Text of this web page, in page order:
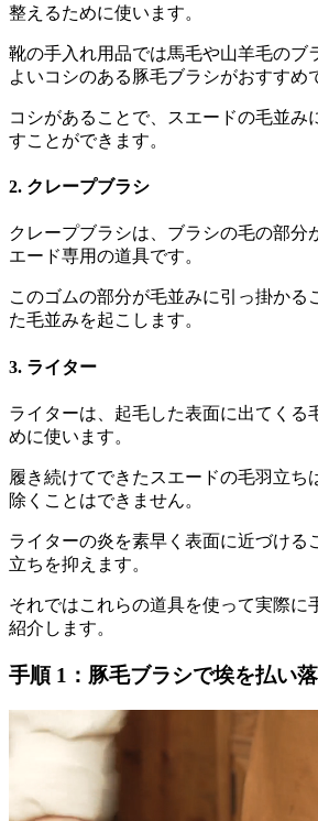
整えるために使います。
靴の手入れ用品では馬毛や山羊毛のブ
よいコシのある豚毛ブラシがおすすめ
コシがあることで、スエードの毛並み
すことができます。
2. クレープブラシ
クレープブラシは、ブラシの毛の部分
エード専用の道具です。
このゴムの部分が毛並みに引っ掛かる
た毛並みを起こします。
3. ライター
ライターは、起毛した表面に出てくる
めに使います。
履き続けてできたスエードの毛羽立ち
除くことはできません。
ライターの炎を素早く表面に近づける
立ちを抑えます。
それではこれらの道具を使って実際に
紹介します。
手順 1：豚毛ブラシで埃を払い